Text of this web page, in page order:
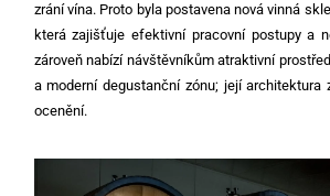
zrání vína. Proto byla postavena nová vinná
která zajišťuje efektivní pracovní postupy a
zároveň nabízí návštěvníkům atraktivní
a moderní degustanční zónu; její architektura
ocenění.